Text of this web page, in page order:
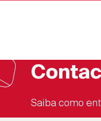
Saiba como